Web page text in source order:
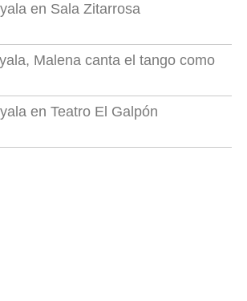
en Sala Zitarrosa
Malena canta el tango como
en Teatro El Galpón